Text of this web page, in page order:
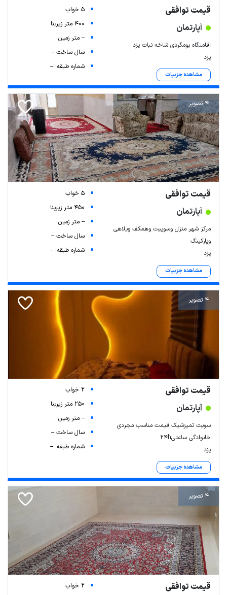
Leaflet| Map data ©ariamarz.com
قیمت توافقی
آپارتمان
اقامتگاه بومگردی شاخه نبات یزد
یزد
مشاهده جزییات
5 خواب
400 متر زیربنا
-- متر زمین
سال ساخت --
شماره طبقه: --
4 تصویر
قیمت توافقی
آپارتمان
مرکز شهر منزل وسوییت وهمکف ویلاهی
وپارکینگ
یزد
مشاهده جزییات
5 خواب
450 متر زیربنا
-- متر زمین
سال ساخت --
شماره طبقه: --
4 تصویر
قیمت توافقی
آپارتمان
سویت تمیزشیک قیمت مناسب مجردی
خانوادگی ساعتی24h
یزد
مشاهده جزییات
2 خواب
250 متر زیربنا
-- متر زمین
سال ساخت --
شماره طبقه: --
4 تصویر
قیمت توافقی
2 خواب